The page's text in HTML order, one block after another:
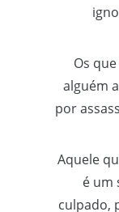
Os
alguém
por
Aquele
é um
culpado,